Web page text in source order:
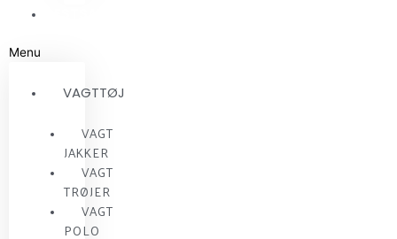
Menu
VAGTTØJ
VAGT
JAKKER
VAGT
TRØJER
VAGT
POLO